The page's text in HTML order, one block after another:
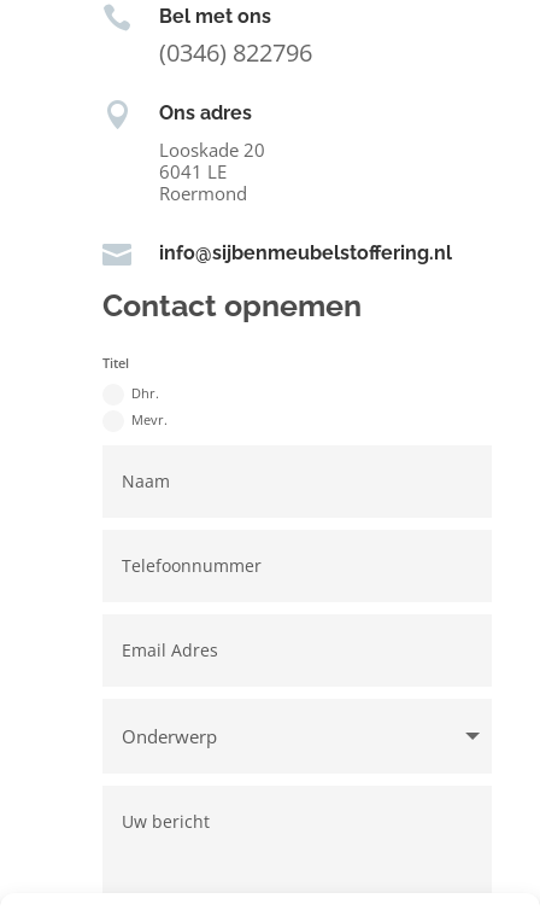
 Bel met ons
(0346) 822796
 Ons adres
Looskade 20
6041 LE
Roermond
 info@sijbenmeubelstoffering.nl
Contact opnemen
Titel
Dhr.
Mevr.